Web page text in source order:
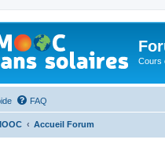
Cours
FAQ
Accueil Forum